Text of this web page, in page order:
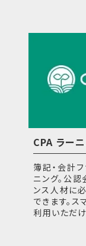
CPA ラー
簿記・会計
ニング。公
ンス人材に
できます。
利用いただけ